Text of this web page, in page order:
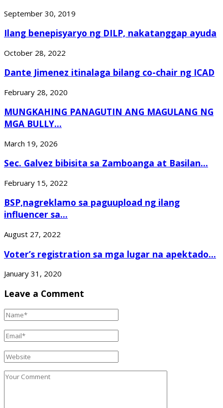
September 30, 2019
Ilang benepisyaryo ng DILP, nakatanggap ayuda
October 28, 2022
Dante Jimenez itinalaga bilang co-chair ng ICAD
February 28, 2020
MUNGKAHING PANAGUTIN ANG MAGULANG NG
MGA BULLY...
March 19, 2026
Sec. Galvez bibisita sa Zamboanga at Basilan...
February 15, 2022
BSP,nagreklamo sa paguupload ng ilang
influencer sa...
August 27, 2022
Voter’s registration sa mga lugar na apektado...
January 31, 2020
Leave a Comment